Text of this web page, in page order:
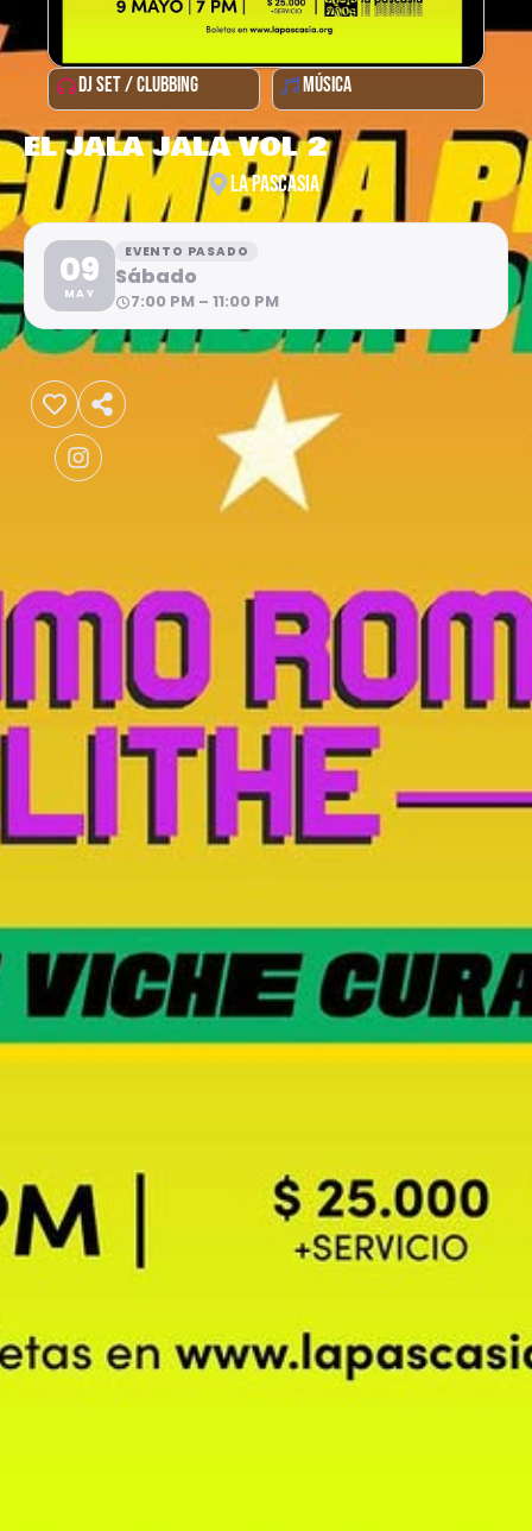
DJ SET / CLUBBING MÚSICA
EL JALA JALA VOL 2
LA PASCASIA
09
MAY
EVENTO PASADO
Sábado
7:00 PM – 11:00 PM